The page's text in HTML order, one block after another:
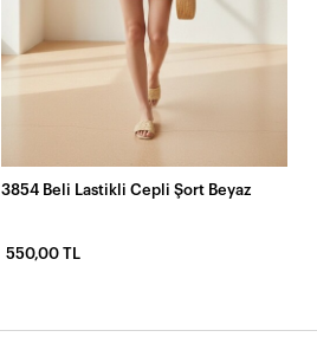
3854 Beli Lastikli Cepli Şort Beyaz
550,00 TL